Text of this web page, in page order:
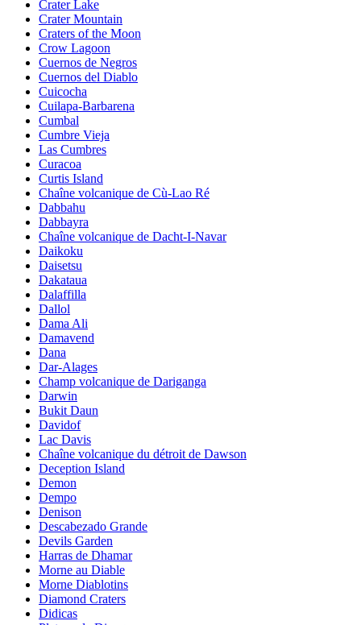
Crater Lake
Crater Mountain
Craters of the Moon
Crow Lagoon
Cuernos de Negros
Cuernos del Diablo
Cuicocha
Cuilapa-Barbarena
Cumbal
Cumbre Vieja
Las Cumbres
Curacoa
Curtis Island
Chaîne volcanique de Cù-Lao Ré
Dabbahu
Dabbayra
Chaîne volcanique de Dacht-I-Navar
Daikoku
Daisetsu
Dakataua
Dalaffilla
Dallol
Dama Ali
Damavend
Dana
Dar-Alages
Champ volcanique de Dariganga
Darwin
Bukit Daun
Davidof
Lac Davis
Chaîne volcanique du détroit de Dawson
Deception Island
Demon
Dempo
Denison
Descabezado Grande
Devils Garden
Harras de Dhamar
Morne au Diable
Morne Diablotins
Diamond Craters
Didicas